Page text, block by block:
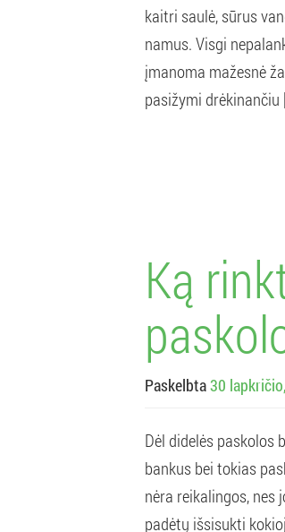
kaitri saulė, sūrus
namus. Visgi
įmanoma mažesnė
pasižymi drėkinančiu
Ką
Paskelbta30
Dėl didelės
bankus bei tokias
nėra reikalingos, nes
padėtų išsisukti